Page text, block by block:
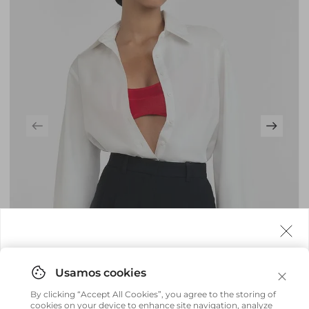
em sua casa, não importa onde você estiver.
By clicking “Accept All Cookies”, you agree to the storing of
cookies on your device to enhance site navigation, analyze